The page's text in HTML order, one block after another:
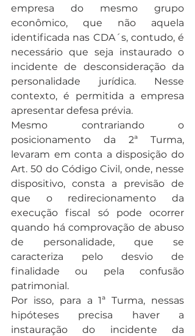
empresa do mesmo grupo
econômico, que não aquela
identificada nas CDA´s, contudo, é
necessário que seja instaurado o
incidente de desconsideração da
personalidade jurídica. Nesse
contexto, é permitida a empresa
apresentar defesa prévia.
Mesmo contrariando o
posicionamento da 2ª Turma,
levaram em conta a disposição do
Art. 50 do Código Civil, onde, nesse
dispositivo, consta a previsão de
que o redirecionamento da
execução fiscal só pode ocorrer
quando há comprovação de abuso
de personalidade, que se
caracteriza pelo desvio de
finalidade ou pela confusão
patrimonial.
Por isso, para a 1ª Turma, nessas
hipóteses precisa haver a
instauração do incidente da